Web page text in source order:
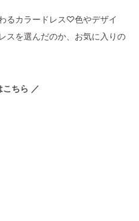
るカラードレス♡色やデザイ
スを選んだのか、お気に入りの
こちら ／